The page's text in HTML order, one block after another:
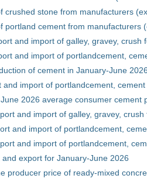
crushed stone from manufacturers
portland cement from manufacturers
and import of galley, gravey,
and import of portlandcement,
of cement in January-June
and import of portlandcement,
2026 average consumer cement
and import of galley, gravey,
and import of portlandcement,
and import of portlandcement,
export for January-June 2026
producer price of ready-mixed